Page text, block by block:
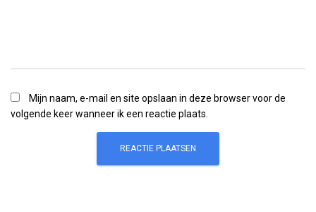
Mijn naam, e-mail en site opslaan in deze browser voor de
volgende keer wanneer ik een reactie plaats.